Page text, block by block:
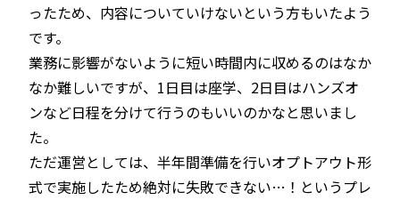
ったため、内容についていけないという方もいたよう
です。
業務に影響がないように短い時間内に収めるのはなか
なか難しいですが、1日目は座学、2日目はハンズオ
ンなど日程を分けて行うのもいいのかなと思いまし
た。
ただ運営としては、半年間準備を行いオプトアウト形
式で実施したため絶対に失敗できない…！というプレ